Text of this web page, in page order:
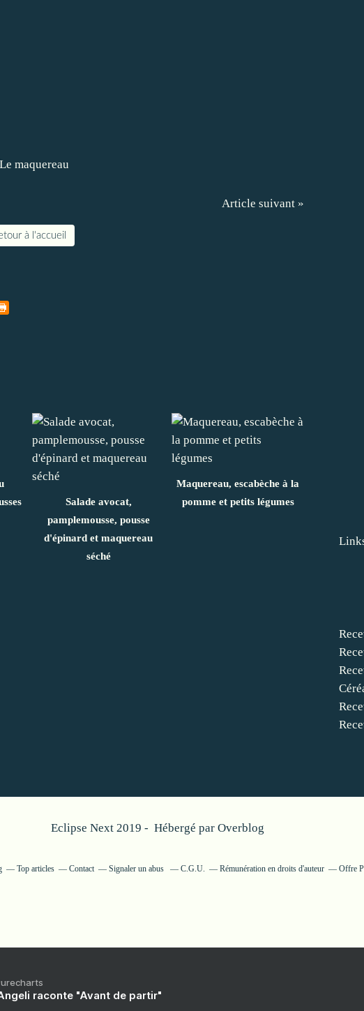
Article suivant »
à l'accueil
Salade avocat,
pamplemousse, pousse
d'épinard et maquereau
séché
Maquereau, escabèche à la
pomme et petits légumes
Eclipse Next 2019 - Hébergé par Overblog
Top articles Contact Signaler un abus C.G.U. Rémunération en droits d'auteur Offre
raconte "Avant de partir"